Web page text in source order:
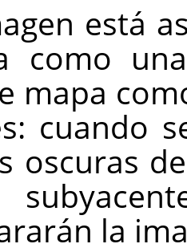
está
como
mapa
cuando
oscuras
la